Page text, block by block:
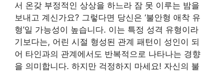
서 온갖 부정적인 상상을 하느라 잠 못 이루는 밤을
보내고 계신가요? 그렇다면 당신은 ‘불안형 애착 유
형’일 가능성이 높습니다. 이는 특정 성격 유형이라
기보다는, 어린 시절 형성된 관계 패턴이 성인이 되
어 타인과의 관계에서도 반복적으로 나타나는 경향
을 의미합니다. 하지만 걱정하지 마세요! 자신의 불